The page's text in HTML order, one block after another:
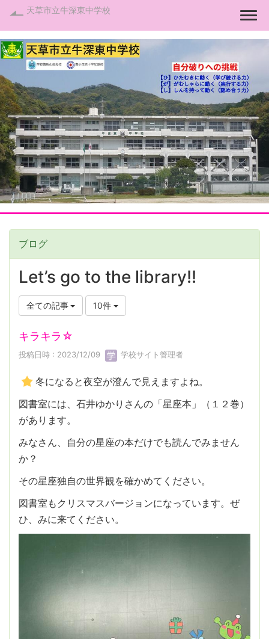
天草市立牛深東中学校
ブログ
Let’s go to the library!!
全ての記事 10件
キラキラ☆
投稿日時 : 2023/12/09 学校サイト管理者
冬になると夜空が澄んで見えますよね。
図書室には、石井ゆかりさんの「星座本」（１２巻）
があります。
みなさん、自分の星座の本だけでも読んでみません
か？
その星座独自の世界観を確かめてください。
図書室もクリスマスバージョンになっています。ぜ
ひ、みに来てください。